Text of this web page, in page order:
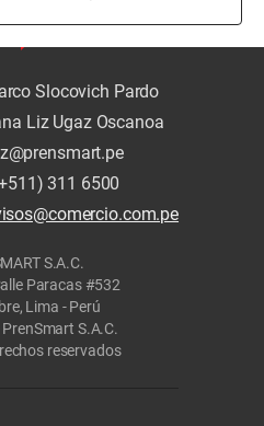
Slocovich Pardo
Liz Ugaz Oscanoa
311 6500
S.A.C.
Paracas #532
Lima - Perú
S.A.C.
reservados